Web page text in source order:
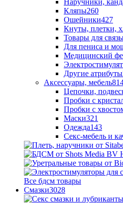
Наручники,
Кляпы260
Ошейники427
Кнуты, плетки,
Товары для
Для пениса и
Медицинский
Другие атрибуты
Аксессуары, мебель
Цепочки,
Пробки с
Пробки с
Маски321
Одежда143
Секс-мебель и
Все бдсм товары
Смазки3028